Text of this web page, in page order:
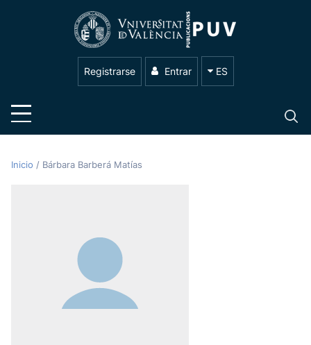
Registrarse Entrar ES
Inicio / Bárbara Barberá Matías